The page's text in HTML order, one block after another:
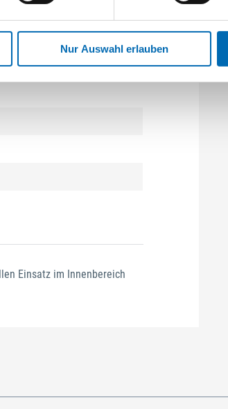
Nur Auswahl erlauben
Einsatz im Innenbereich